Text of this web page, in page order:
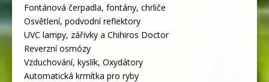
Fontánová čerpadla, fontány, chrliče
Osvětlení, podvodní reflektory
UVC lampy, zářivky a Chihiros Doctor
Reverzní osmózy
Vzduchování, kyslík, Oxydátory
Automatická krmítka pro ryby